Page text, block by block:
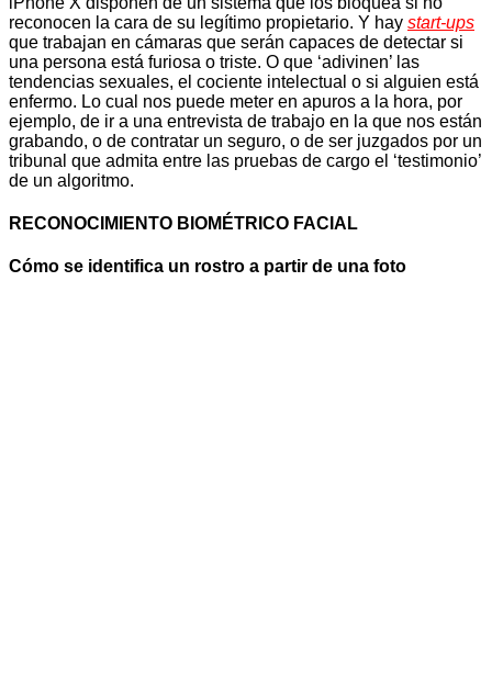
reconocen la cara de su legítimo propietario. Y hay start-ups
que trabajan en cámaras que serán capaces de detectar si
una persona está furiosa o triste. O que ‘adivinen’ las
tendencias sexuales, el cociente intelectual o si alguien está
enfermo. Lo cual nos puede meter en apuros a la hora, por
ejemplo, de ir a una entrevista de trabajo en la que nos están
grabando, o de contratar un seguro, o de ser juzgados por un
tribunal que admita entre las pruebas de cargo el ‘testimonio’
de un algoritmo.
RECONOCIMIENTO BIOMÉTRICO FACIAL
Cómo se identifica un rostro a partir de una foto